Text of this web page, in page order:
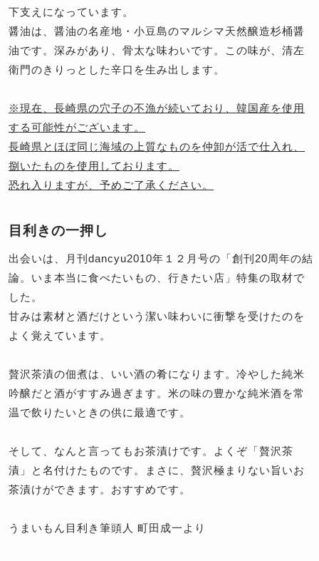
下支えになっています。
醤油は、醤油の名産地・小豆島のマルシマ天然醸造杉桶醤
油です。深みがあり、骨太な味わいです。この味が、清左
衛門のきりっとした辛口を生み出します。
※現在、長崎県の穴子の不漁が続いており、韓国産を使用
する可能性がございます。
長崎県とほぼ同じ海域の上質なものを仲卸が活で仕入れ、
捌いたものを使用しております。
恐れ入りますが、予めご了承ください。
目利きの一押し
出会いは、月刊dancyu2010年１２月号の「創刊20周年の結
論。いま本当に食べたいもの、行きたい店」特集の取材で
した。
甘みは素材と酒だけという潔い味わいに衝撃を受けたのを
よく覚えています。
贅沢茶漬の佃煮は、いい酒の肴になります。冷やした純米
吟醸だと酒がすすみ過ぎます。米の味の豊かな純米酒を常
温で飲りたいときの供に最適です。
そして、なんと言ってもお茶漬けです。よくぞ「贅沢茶
漬」と名付けたものです。まさに、贅沢極まりない旨いお
茶漬けができます。おすすめです。
うまいもん目利き筆頭人 町田成一より